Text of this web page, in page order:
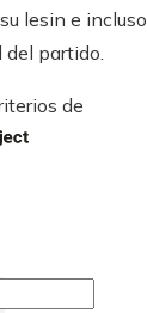
lesin e incluso
partido.
de